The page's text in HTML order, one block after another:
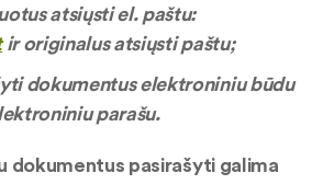
atsiųsti el. paštu:
ir originalus atsiųsti paštu;
dokumentus elektroniniu būdu
parašu.
dokumentus pasirašyti galima